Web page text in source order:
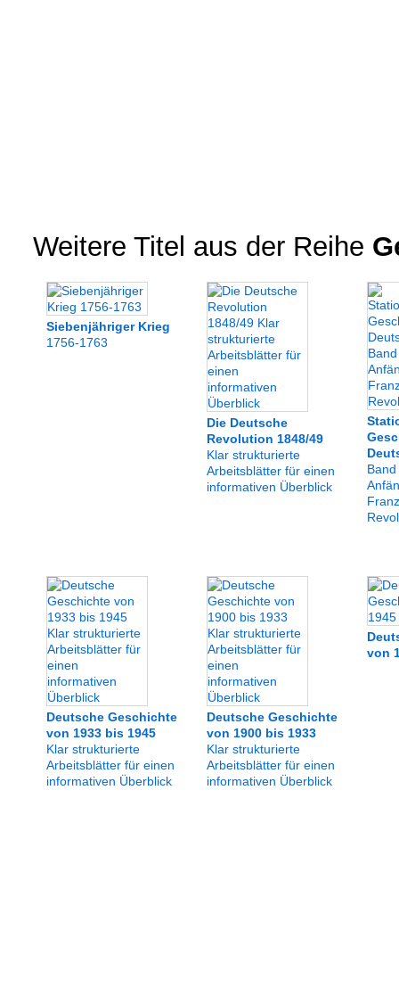
Weitere Titel aus der Reihe
Siebenjähriger Krieg
1756-1763
Die Deutsche
Revolution 1848/49
Klar strukturierte
Arbeitsblätter für einen
informativen Überblick
Deutsche Geschichte
von 1933 bis 1945
Klar strukturierte
Arbeitsblätter für einen
informativen Überblick
Deutsche Geschichte
von 1900 bis 1933
Klar strukturierte
Arbeitsblätter für einen
informativen Überblick
von